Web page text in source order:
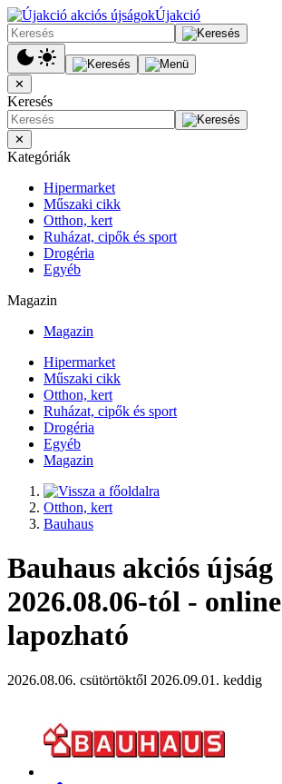
Újakció
✕
Keresés
✕
Kategóriák
Hipermarket
Műszaki cikk
Otthon, kert
Ruházat, cipők és sport
Drogéria
Egyéb
Magazin
Magazin
Hipermarket
Műszaki cikk
Otthon, kert
Ruházat, cipők és sport
Drogéria
Egyéb
Magazin
Otthon, kert
Bauhaus
Bauhaus akciós újság
2026.08.06-tól - online
lapozható
2026.08.06. csütörtöktől 2026.09.01. keddig